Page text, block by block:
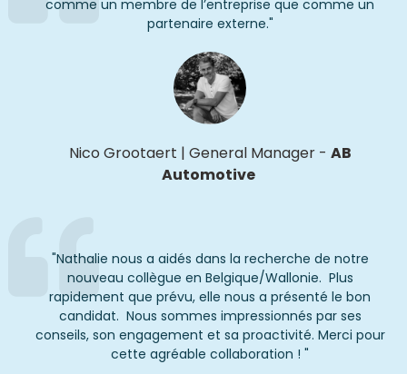
comme un membre de l’entreprise que comme un
partenaire externe."
Nico Grootaert | General Manager - AB
Automotive
"Nathalie nous a aidés dans la recherche de notre
nouveau collègue en Belgique/Wallonie. Plus
rapidement que prévu, elle nous a présenté le bon
candidat. Nous sommes impressionnés par ses
conseils, son engagement et sa proactivité. Merci pour
cette agréable collaboration ! "